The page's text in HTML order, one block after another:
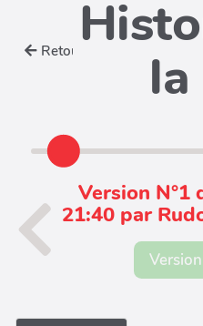
Retour
Version N°1
21:40 par